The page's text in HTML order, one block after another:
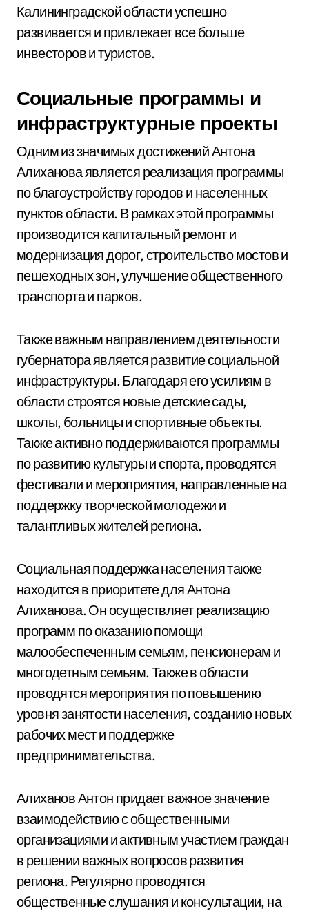
Калининградской области успешно
развивается и привлекает все больше
инвесторов и туристов.
Социальные программы и
инфраструктурные проекты
Одним из значимых достижений Антона
Алиханова является реализация программы
по благоустройству городов и населенных
пунктов области. В рамках этой программы
производится капитальный ремонт и
модернизация дорог, строительство мостов и
пешеходных зон, улучшение общественного
транспорта и парков.
Также важным направлением деятельности
губернатора является развитие социальной
инфраструктуры. Благодаря его усилиям в
области строятся новые детские сады,
школы, больницы и спортивные объекты.
Также активно поддерживаются программы
по развитию культуры и спорта, проводятся
фестивали и мероприятия, направленные на
поддержку творческой молодежи и
талантливых жителей региона.
Социальная поддержка населения также
находится в приоритете для Антона
Алиханова. Он осуществляет реализацию
программ по оказанию помощи
малообеспеченным семьям, пенсионерам и
многодетным семьям. Также в области
проводятся мероприятия по повышению
уровня занятости населения, созданию новых
рабочих мест и поддержке
предпринимательства.
Алиханов Антон придает важное значение
взаимодействию с общественными
организациями и активным участием граждан
в решении важных вопросов развития
региона. Регулярно проводятся
общественные слушания и консультации, на